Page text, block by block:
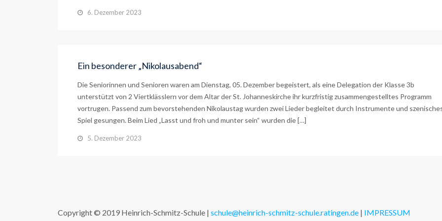
6. Dezember 2023
Ein besonderer „Nikolausabend“
Die Seniorinnen und Senioren waren am Dienstag, 05. Dezember begeistert, als eine Delegation der Klasse 3b
unterstützt von 2 Viertklässlern vor dem Altar der St. Johanneskirche ihr kurzfristig zusammengestelltes Programm
vortrugen. Passend zum bevorstehenden Nikolaustag wurden zwei Lieder begleitet durch Instrumente und
Spiel gesungen. Beim Lied „Lasst und froh und munter sein“ wurden die […]
5. Dezember 2023
Copyright © 2019 Heinrich-Schmitz-Schule | schule@heinrich-schmitz-schule.ratingen.de | IMPRESSUM